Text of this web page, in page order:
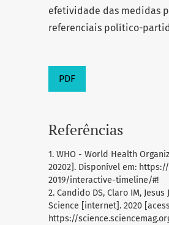
efetividade das medidas
referenciais político-
PDF
Referências
1. WHO - World Health
20202]. Disponível em:
2019/interactive-timeline/#!
2. Candido DS, Claro IM,
Science [internet]. 2020
https://